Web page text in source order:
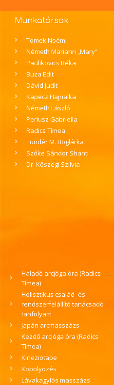
Munkatársak
Tomek Noémi
Németh Mariann „Mary”
Paulikovics Réka
Buza Edit
Dávid Judit
Kapecz Hajnalka
Németh László
Perlusz Gabriella
Radics Tímea
Tündér M. Boglárka
Szőke Sándor Shanti
Dr. Kőszegi Szilvia
Haladó arcjóga óra (Radics
Tímea)
Holisztikus család- és
rendszerfelállító tanácsadó
tanfolyam
Japán arcmasszázs
Kezdő arcjóga óra (Radics
Tímea)
Kineziotape
Köpölyözés
Lávakagylós masszázs